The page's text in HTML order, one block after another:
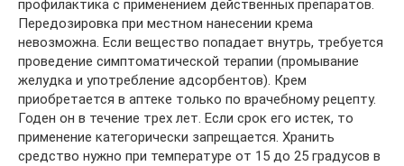
профилактика с применением действенных препаратов.
Передозировка при местном нанесении крема
невозможна. Если вещество попадает внутрь, требуется
проведение симптоматической терапии (промывание
желудка и употребление адсорбентов). Крем
приобретается в аптеке только по врачебному рецепту.
Годен он в течение трех лет. Если срок его истек, то
применение категорически запрещается. Хранить
средство нужно при температуре от 15 до 25 градусов в